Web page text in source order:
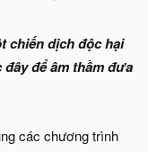
chiến dịch độc hại
để âm thầm đưa
các chương trình